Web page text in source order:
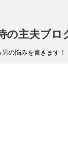
の主夫ブロ
の悩みを書きます！